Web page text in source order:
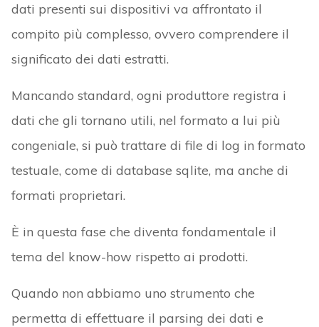
dati presenti sui dispositivi va affrontato il
compito più complesso, ovvero comprendere il
significato dei dati estratti.
Mancando standard, ogni produttore registra i
dati che gli tornano utili, nel formato a lui più
congeniale, si può trattare di file di log in formato
testuale, come di database sqlite, ma anche di
formati proprietari.
È in questa fase che diventa fondamentale il
tema del know-how rispetto ai prodotti.
Quando non abbiamo uno strumento che
permetta di effettuare il parsing dei dati e